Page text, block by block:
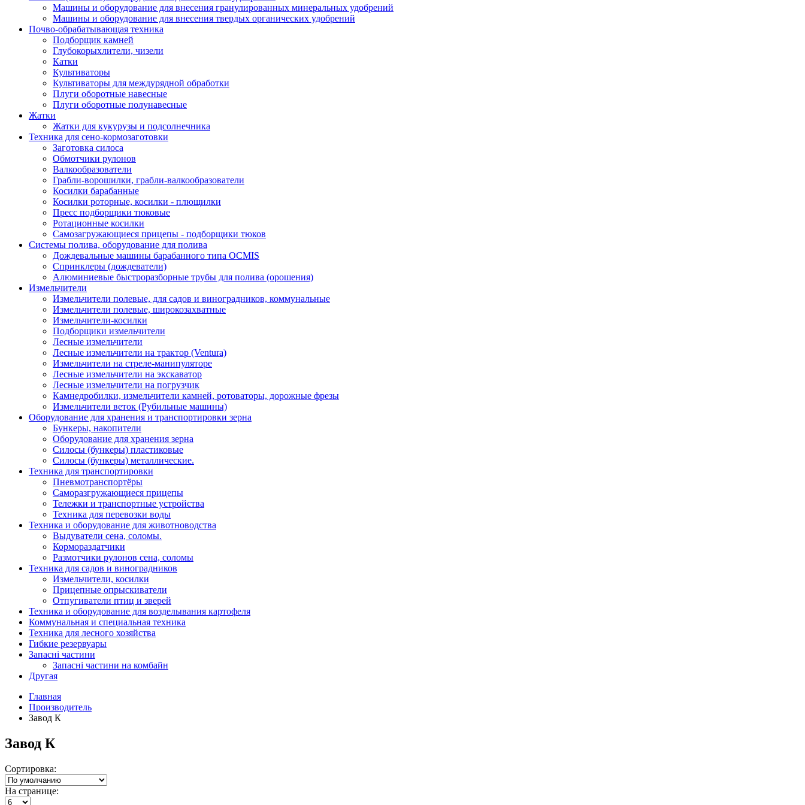
Машины и оборудование для внесения гранулированных минеральных удобрений
Машины и оборудование для внесения твердых органических удобрений
Почво-обрабатывающая техника
Подборщик камней
Глубокорыхлители, чизели
Катки
Культиваторы
Культиваторы для междурядной обработки
Плуги оборотные навесные
Плуги оборотные полунавесные
Жатки
Жатки для кукурузы и подсолнечника
Техника для сено-кормозаготовки
Заготовка силоса
Обмотчики рулонов
Валкообразователи
Грабли-ворошилки, грабли-валкообразователи
Косилки барабанные
Косилки роторные, косилки - плющилки
Пресс подборщики тюковые
Ротационные косилки
Самозагружающиеся прицепы - подборщики тюков
Системы полива, оборудование для полива
Дождевальные машины барабанного типа OCMIS
Спринклеры (дождеватели)
Алюминиевые быстроразборные трубы для полива (орошения)
Измельчители
Измельчители полевые, для садов и виноградников, коммунальные
Измельчители полевые, широкозахватные
Измельчители-косилки
Подборщики измельчители
Лесные измельчители
Лесные измельчители на трактор (Ventura)
Измельчители на стреле-манипуляторе
Лесные измельчители на экскаватор
Лесные измельчители на погрузчик
Камнедробилки, измельчители камней, ротоваторы, дорожные фрезы
Измельчители веток (Рубильные машины)
Оборудование для хранения и транспортировки зерна
Бункеры, накопители
Оборудование для хранения зерна
Силосы (бункеры) пластиковые
Силосы (бункеры) металлические.
Техника для транспортировки
Пневмотранспортёры
Саморазгружающиеся прицепы
Тележки и транспортные устройства
Техника для перевозки воды
Техника и оборудование для животноводства
Выдуватели сена, соломы.
Кормораздатчики
Размотчики рулонов сена, соломы
Техника для садов и виноградников
Измельчители, косилки
Прицепные опрыскиватели
Отпугиватели птиц и зверей
Техника и оборудование для возделывания картофеля
Коммунальная и специальная техника
Техника для лесного хозяйства
Гибкие резервуары
Запасні частини
Запасні частини на комбайн
Другая
Главная
Производитель
Завод К
Завод К
Сортировка:
На странице: